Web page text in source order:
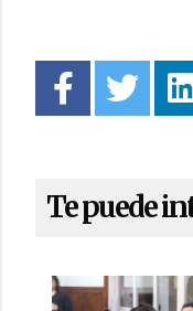
Te puede